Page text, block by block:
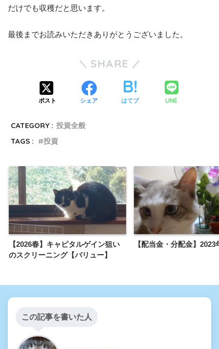
だけでも収穫だと思います。
最後までお読みいただきありがとうございました。
SHARE
ポスト シェア はてブ LINE
CATEGORY : 投資全般
TAGS :
投資
【2026春】キャピタルゲイン狙い
のスクリーニング【バリュー】
【配当金・分配金】2023
この記事を書いた人